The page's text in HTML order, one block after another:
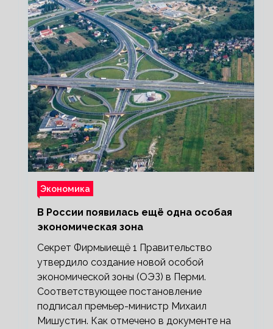
Экономика
В России появилась ещё одна особая
экономическая зона
Секрет Фирмыиещё 1 Правительство
утвердило создание новой особой
экономической зоны (ОЭЗ) в Перми.
Соответствующее постановление
подписал премьер-министр Михаил
Мишустин. Как отмечено в документе на